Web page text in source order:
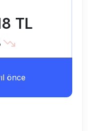
TL
önce